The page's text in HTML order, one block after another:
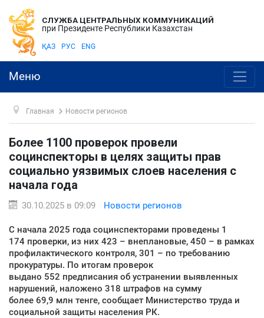
СЛУЖБА ЦЕНТРАЛЬНЫХ КОММУНИКАЦИЙ
при Президенте Республики Казахстан
ҚАЗ РУС ENG
Меню
Главная Новости регионов
Более 1100 проверок провели
социнспекторы в целях защиты прав
социально уязвимых слоев населения с
начала года
30.10.2025 в 09:09 Новости регионов
С начала 2025 года социнспекторами проведены 1
174 проверки, из них 423 – внеплановые, 450 – в рамках
профилактического контроля, 301 – по требованию
прокуратуры. По итогам проверок
выдано 552 предписания об устранении выявленных
нарушений, наложено 318 штрафов на сумму
более 69,9 млн тенге, сообщает Министерство труда и
социальной защиты населения РК.